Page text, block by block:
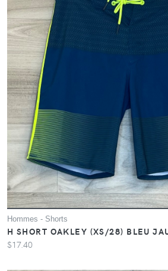
Hommes - Shorts
H SHORT OAKLEY (XS/28) BLEU
$17.40